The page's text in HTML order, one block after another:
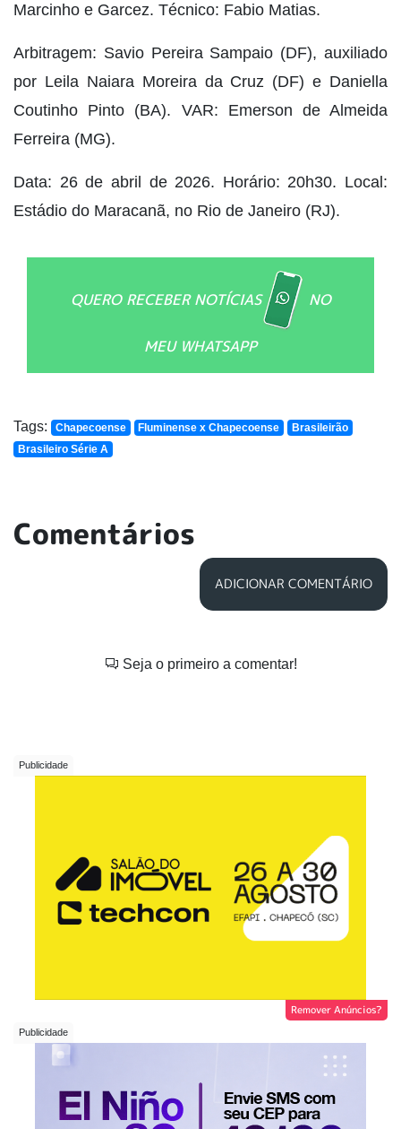
Marcinho e Garcez. Técnico: Fabio Matias.
Arbitragem: Savio Pereira Sampaio (DF), auxiliado
por Leila Naiara Moreira da Cruz (DF) e Daniella
Coutinho Pinto (BA). VAR: Emerson de Almeida
Ferreira (MG).
Data: 26 de abril de 2026. Horário: 20h30. Local:
Estádio do Maracanã, no Rio de Janeiro (RJ).
QUERO RECEBER NOTÍCIAS NO
MEU WHATSAPP
Tags: Chapecoense Fluminense x Chapecoense
Brasileirão
Brasileiro Série A
Comentários
ADICIONAR COMENTÁRIO
Seja o primeiro a comentar!
Remover Anúncios?